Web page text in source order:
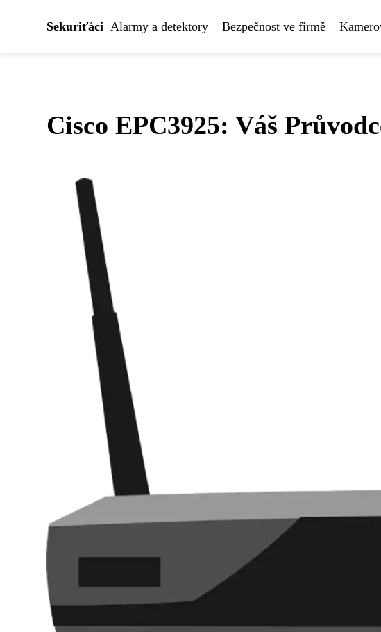
Sekuriťáci Alarmy a detektory Bezpečnost ve firmě
Cisco EPC3925: Váš